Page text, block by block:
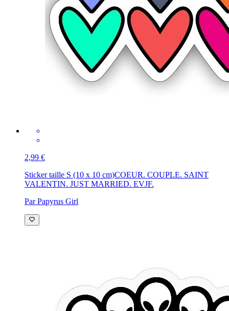
2,99 €
Sticker taille S (10 x 10 cm)COEUR. COUPLE. SAINT
VALENTIN. JUST MARRIED. EVJF.
Par Papyrus Girl